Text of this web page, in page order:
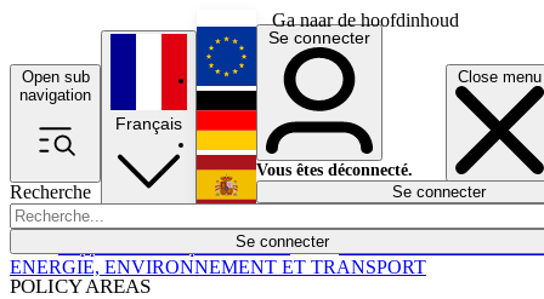
Ga naar de hoofdinhoud
Open sub
navigation
Close menu
Recherche
Se connecter
POLICY AREAS
Économie
Français
English
Deutsch
Español
Se connecter
Vous êtes déconnecté.
Se connecter
ENERGIE, ENVIRONNEMENT ET TRANSPORT